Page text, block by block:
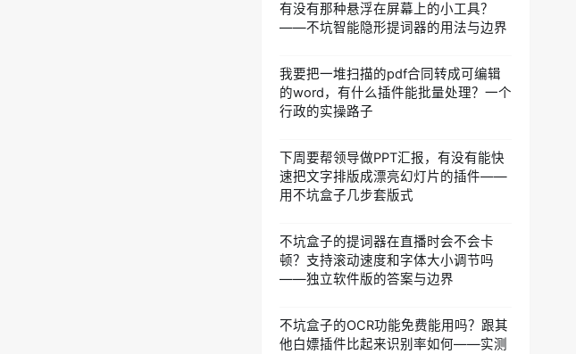
有没有那种悬浮在屏幕上的小工具？
——不坑智能隐形提词器的用法与边界
我要把一堆扫描的pdf合同转成可编辑
的word，有什么插件能批量处理？一个
行政的实操路子
下周要帮领导做PPT汇报，有没有能快
速把文字排版成漂亮幻灯片的插件——
用不坑盒子几步套版式
不坑盒子的提词器在直播时会不会卡
顿？支持滚动速度和字体大小调节吗
——独立软件版的答案与边界
不坑盒子的OCR功能免费能用吗？跟其
他白嫖插件比起来识别率如何——实测